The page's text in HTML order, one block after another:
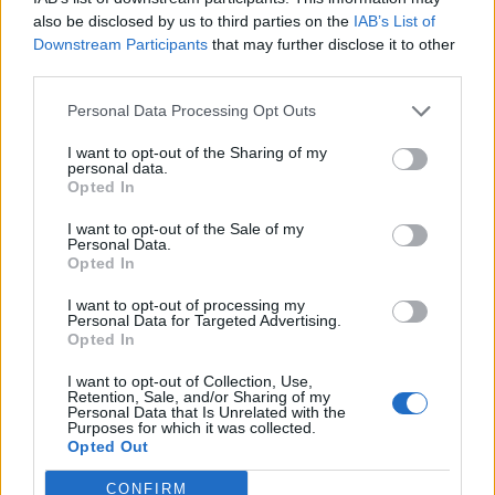
also be disclosed by us to third parties on the IAB’s List of
Downstream Participants that may further disclose it to other
Personal Data Processing Opt Outs
I want to opt-out of the Sharing of my
personal data.
Opted In
I want to opt-out of the Sale of my
Personal Data.
Opted In
I want to opt-out of processing my
Personal Data for Targeted Advertising.
Opted In
I want to opt-out of Collection, Use,
Retention, Sale, and/or Sharing of my
Personal Data that Is Unrelated with the
Purposes for which it was collected.
Opted Out
CONFIRM
μαρτύρων του 2014, για τον οποίο υπήρχε και
σχετική ευρωπαϊκή οδηγία και τον ενίσχυσε
αργότερα ο κ. Φλωρίδης».
Συνέχισε λέγοντας ότι «Το ανώτατο δικαστικό
συμβούλιο έχει αποφανθεί ότι δεν συνδέεται
αιτιωδώς η κατάθεση των μαρτύρων στην Ελλάδα
για τάση εκδίκησης απέναντι στους
προστατευόμενους μάρτυρες. Μέχρι πρότινος η
ελληνική δικαιοσύνη είχε αποφανθεί ότι υπάρχει
λόγος να υπάρξει προστασία στους μάρτυρες. Στα
ξεκάθαρο ότι εδώ υπάρχει μια μεθόδευση που
επιχειρεί να καταρρεύσει ο θεσμός των
προστατευόμενων μαρτύρων στην Ελλάδα».